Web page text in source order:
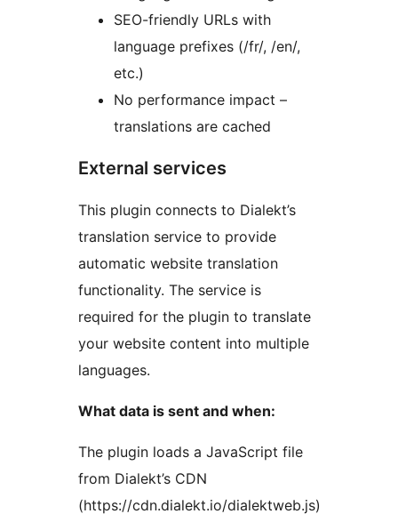
SEO-friendly URLs with
language prefixes (/fr/, /en/,
etc.)
No performance impact –
translations are cached
External services
This plugin connects to Dialekt’s
translation service to provide
automatic website translation
functionality. The service is
required for the plugin to translate
your website content into multiple
languages.
What data is sent and when:
The plugin loads a JavaScript file
from Dialekt’s CDN
(https://cdn.dialekt.io/dialektweb.js)